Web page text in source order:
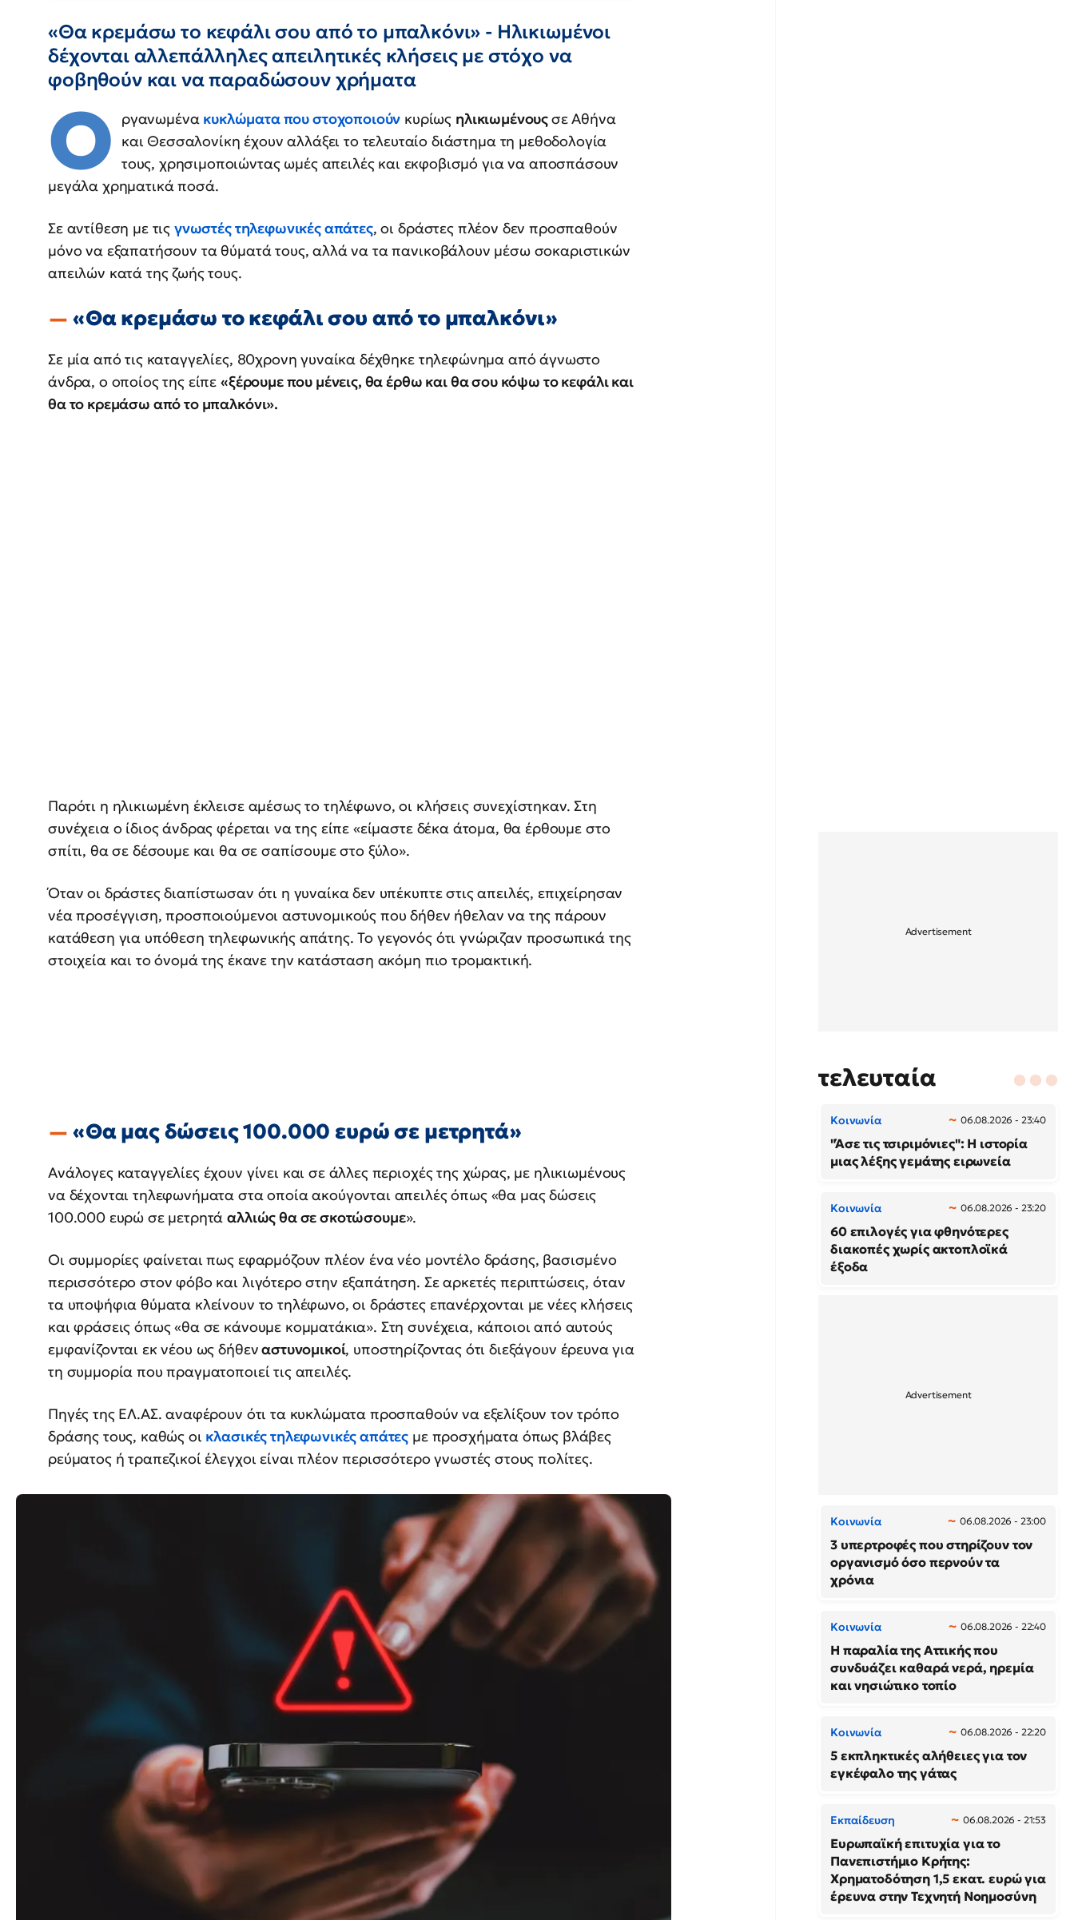
«Θα κρεμάσω το κεφάλι σου από το μπαλκόνι» - Ηλικιωμένοι
δέχονται αλλεπάλληλες απειλητικές κλήσεις με στόχο να
φοβηθούν και να παραδώσουν χρήματα
Ο ργανωμένα κυκλώματα που στοχοποιούν κυρίως ηλικιωμένουςσε Αθήνα
και Θεσσαλονίκη έχουν αλλάξει το τελευταίο διάστημα τη μεθοδολογία
τους, χρησιμοποιώντας ωμές απειλές και εκφοβισμό για να αποσπάσουν
μεγάλα χρηματικά ποσά.
Σε αντίθεση με τις γνωστές τηλεφωνικές απάτες, οι δράστες πλέον δεν προσπαθούν
μόνο να εξαπατήσουν τα θύματά τους, αλλά να τα πανικοβάλουν μέσω σοκαριστικών
απειλών κατά της ζωής τους.
«Θα κρεμάσω το κεφάλι σου από το μπαλκόνι»
Σε μία από τις καταγγελίες, 80χρονη γυναίκα δέχθηκε τηλεφώνημα από άγνωστο
άνδρα, ο οποίος της είπε «ξέρουμε που μένεις, θα έρθω και θα σου κόψω το κεφάλι και
θα το κρεμάσω από το μπαλκόνι».
Παρότι η ηλικιωμένη έκλεισε αμέσως το τηλέφωνο, οι κλήσεις συνεχίστηκαν. Στη
συνέχεια ο ίδιος άνδρας φέρεται να της είπε «είμαστε δέκα άτομα, θα έρθουμε στο
σπίτι, θα σε δέσουμε και θα σε σαπίσουμε στο ξύλο».
Όταν οι δράστες διαπίστωσαν ότι η γυναίκα δεν υπέκυπτε στις απειλές, επιχείρησαν
νέα προσέγγιση, προσποιούμενοι αστυνομικούς που δήθεν ήθελαν να της πάρουν
κατάθεση για υπόθεση τηλεφωνικής απάτης. Το γεγονός ότι γνώριζαν προσωπικά της
στοιχεία και το όνομά της έκανε την κατάσταση ακόμη πιο τρομακτική.
«Θα μας δώσεις 100.000 ευρώ σε μετρητά»
Ανάλογες καταγγελίες έχουν γίνει και σε άλλες περιοχές της χώρας, με ηλικιωμένους
να δέχονται τηλεφωνήματα στα οποία ακούγονται απειλές όπως «θα μας δώσεις
100.000 ευρώ σε μετρητάαλλιώς θα σε σκοτώσουμε».
Οι συμμορίες φαίνεται πως εφαρμόζουν πλέον ένα νέο μοντέλο δράσης, βασισμένο
περισσότερο στον φόβο και λιγότερο στην εξαπάτηση. Σε αρκετές περιπτώσεις, όταν
τα υποψήφια θύματα κλείνουν το τηλέφωνο, οι δράστες επανέρχονται με νέες κλήσεις
και φράσεις όπως «θα σε κάνουμε κομματάκια». Στη συνέχεια, κάποιοι από αυτούς
εμφανίζονται εκ νέου ως δήθεναστυνομικοί, υποστηρίζοντας ότι διεξάγουν έρευνα για
τη συμμορία που πραγματοποιεί τις απειλές.
Πηγές της ΕΛ.ΑΣ. αναφέρουν ότι τα κυκλώματα προσπαθούν να εξελίξουν τον τρόπο
δράσης τους, καθώς οι κλασικές τηλεφωνικές απάτες με προσχήματα όπως βλάβες
ρεύματος ή τραπεζικοί έλεγχοι είναι πλέον περισσότερο γνωστές στους πολίτες.
τελευταία
Κοινωνία 06.08.2026 - 23:40
"Άσε τις τσιριμόνιες": Η ιστορία
μιας λέξης γεμάτης ειρωνεία
Κοινωνία 06.08.2026 - 23:20
60 επιλογές για φθηνότερες
διακοπές χωρίς ακτοπλοϊκά
έξοδα
Κοινωνία 06.08.2026 - 23:00
3 υπερτροφές που στηρίζουν τον
οργανισμό όσο περνούν τα
χρόνια
Κοινωνία 06.08.2026 - 22:40
Η παραλία της Αττικής που
συνδυάζει καθαρά νερά, ηρεμία
και νησιώτικο τοπίο
Κοινωνία 06.08.2026 - 22:20
5 εκπληκτικές αλήθειες για τον
εγκέφαλο της γάτας
Εκπαίδευση 06.08.2026 - 21:53
Ευρωπαϊκή επιτυχία για το
Πανεπιστήμιο Κρήτης:
Χρηματοδότηση 1,5 εκατ. ευρώ για
έρευνα στην Τεχνητή Νοημοσύνη